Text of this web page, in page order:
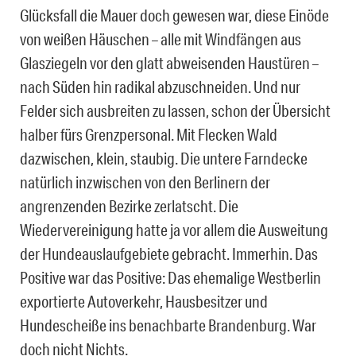
Glücksfall die Mauer doch gewesen war, diese Einöde
von weißen Häuschen – alle mit Windfängen aus
Glasziegeln vor den glatt abweisenden Haustüren –
nach Süden hin radikal abzuschneiden. Und nur
Felder sich ausbreiten zu lassen, schon der Übersicht
halber fürs Grenzpersonal. Mit Flecken Wald
dazwischen, klein, staubig. Die untere Farndecke
natürlich inzwischen von den Berlinern der
angrenzenden Bezirke zerlatscht. Die
Wiedervereinigung hatte ja vor allem die Ausweitung
der Hundeauslaufgebiete gebracht. Immerhin. Das
Positive war das Positive: Das ehemalige Westberlin
exportierte Autoverkehr, Hausbesitzer und
Hundescheiße ins benachbarte Brandenburg. War
doch nicht Nichts.